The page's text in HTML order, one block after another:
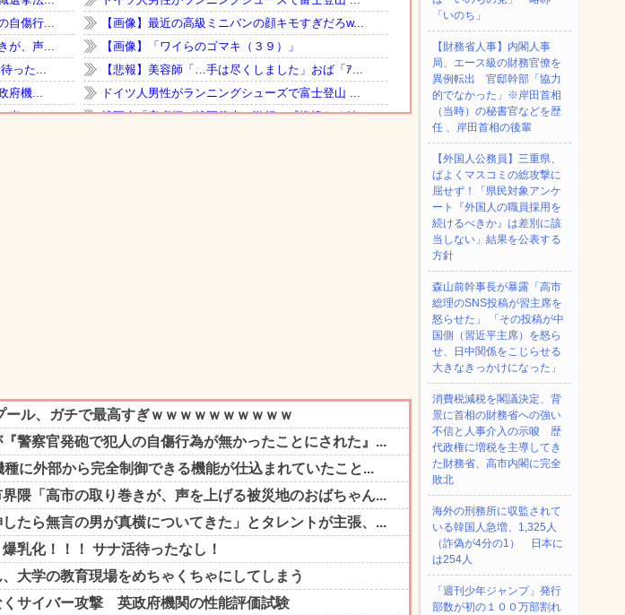
「いのち」
【財務省人事】内閣人事
局、エース級の財務官僚を
異例転出 官邸幹部「協力
的でなかった」※岸田首相
（当時）の秘書官などを歴
任 、岸田首相の後輩
【外国人公務員】三重県、
ぱよくマスコミの総攻撃に
屈せず！「県民対象アンケ
ート『外国人の職員採用を
続けるべきか』は差別に該
当しない」結果を公表する
方針
森山前幹事長が暴露「高市
総理のSNS投稿が習主席を
怒らせた」 「その投稿が中
国側（習近平主席）を怒ら
せ、日中関係をこじらせる
大きなきっかけになった」
消費税減税を閣議決定、背
景に首相の財務省への強い
不信と人事介入の示唆 歴
代政権に増税を主導してき
た財務省、高市内閣に完全
敗北
海外の刑務所に収監されて
いる韓国人急増、1,325人
（詐偽が4分の1） 日本に
は254人
「週刊少年ジャンプ」発行
部数が初の１００万部割れ